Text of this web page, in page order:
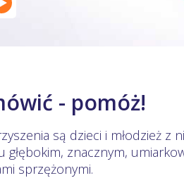
- pomóż!
są dzieci i młodzież z
znacznym,
sprzężonymi.